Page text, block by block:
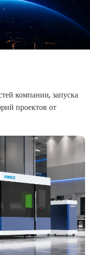
компании, запуска
проектов от